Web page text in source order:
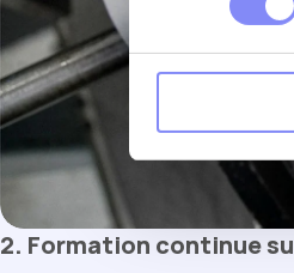
2. Formation continue